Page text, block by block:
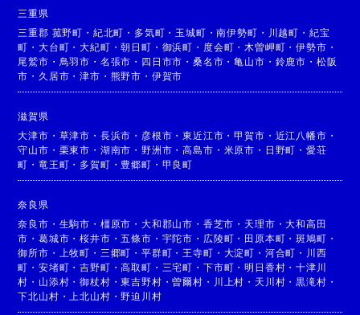
三重県
三重郡 菰野町 ・ 紀北町 ・ 多気町 ・ 玉城町 ・南伊勢町 ・ 川越町 ・ 紀宝
町 ・大台町 ・大紀町 ・朝日町 ・ 御浜町 ・ 度会町 ・ 木曽岬町 ・伊勢市 ・
尾鷲市 ・ 鳥羽市 ・ 名張市 ・ 四日市市 ・桑名市 ・亀山市 ・ 鈴鹿市 ・ 松阪
市 ・ 久居市 ・津市 ・ 熊野市 ・ 伊賀市
滋賀県
大津市 ・ 草津市 ・ 長浜市 ・ 彦根市 ・東近江市 ・甲賀市 ・ 近江八幡市 ・
守山市 ・ 栗東市 ・ 湖南市 ・野洲市 ・高島市 ・ 米原市 ・ 日野町 ・ 愛荘
町 ・竜王町 ・ 多賀町 ・ 豊郷町 ・ 甲良町
奈良県
奈良市 ・ 生駒市 ・ 橿原市 ・大和郡山市 ・ 香芝市 ・ 天理市 ・大和高田
市 ・葛城市 ・桜井市 ・五條市 ・ 宇陀市 ・ 広陵町 ・ 田原本町 ・斑鳩町 ・
御所市 ・ 上牧町 ・ 三郷町 ・平群町 ・ 王寺町 ・ 大淀町 ・ 河合町 ・ 川西
町 ・安堵町 ・吉野町 ・高取町 ・ 三宅町 ・ 下市町 ・明日香村 ・十津川
村 ・ 山添村 ・御杖村 ・東吉野村 ・曽爾村 ・ 川上村 ・ 天川村 ・黒滝村 ・
下北山村 ・ 上北山村 ・野迫川村